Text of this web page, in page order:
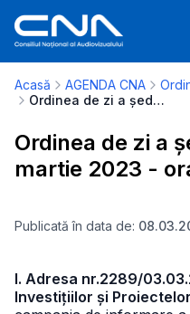
Acasă AGENDA CNA
Ordinea de zi a ședinței de joi, 9 martie 2023 - ora 10.00
Ordinea de zi a
martie 2023 -
Publicată în data de:
I. Adresa nr.2289/
Investițiilor și